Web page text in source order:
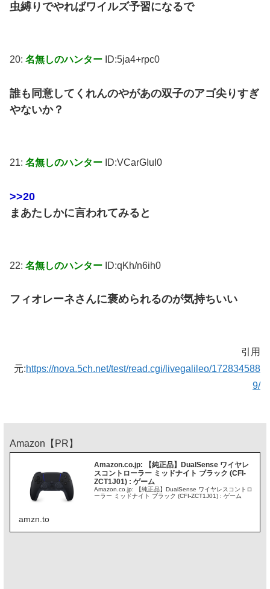
虫縛りでやればワイルズ予習になるで
20: 名無しのハンター ID:5ja4+rpc0
誰も同意してくれんのやがあの双子のアゴ尖りすぎ
やないか？
21: 名無しのハンター ID:VCarGIuI0
>>20
まあたしかに言われてみると
22: 名無しのハンター ID:qKh/n6ih0
フィオレーネさんに褒められるのが気持ちいい
引用
元:https://nova.5ch.net/test/read.cgi/livegalileo/172834588
9/
Amazon【PR】
Amazon.co.jp: 【純正品】DualSense ワイヤレ
スコントローラー ミッドナイト ブラック (CFI-
ZCT1J01) : ゲーム
Amazon.co.jp: 【純正品】DualSense ワイヤレスコントロ
ーラー ミッドナイト ブラック (CFI-ZCT1J01) : ゲーム
amzn.to